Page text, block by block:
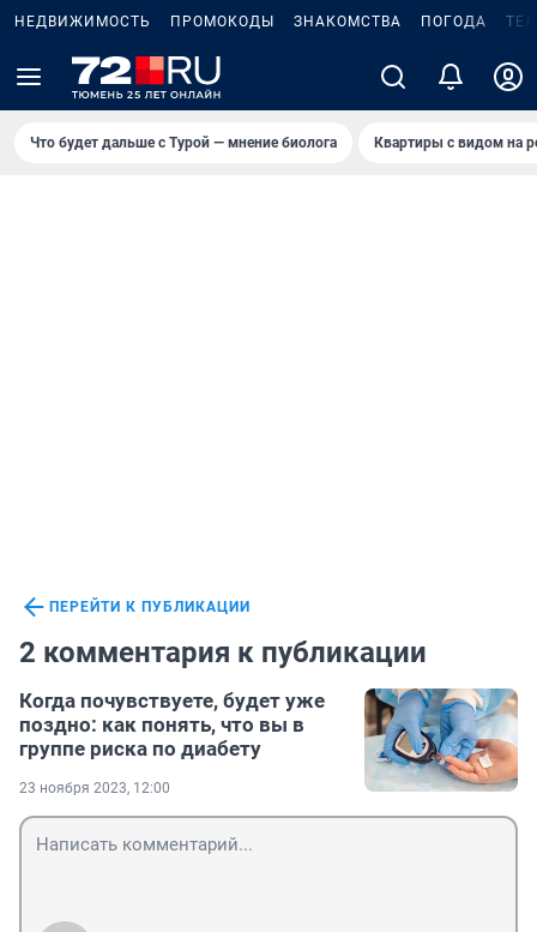
НЕДВИЖИМОСТЬ ПРОМОКОДЫ ЗНАКОМСТВА ПОГОДА
Что будет дальше с Турой — мнение биолога Квартиры с видом на
ПЕРЕЙТИ К ПУБЛИКАЦИИ
2 комментария к публикации
Когда почувствуете, будет уже
поздно: как понять, что вы в
группе риска по диабету
23 ноября 2023, 12:00